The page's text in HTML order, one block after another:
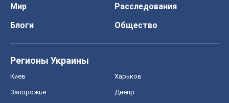
Мир
Расследования
Блоги
Общество
Регионы Украины
Киев Харьков
Запорожье Днепр